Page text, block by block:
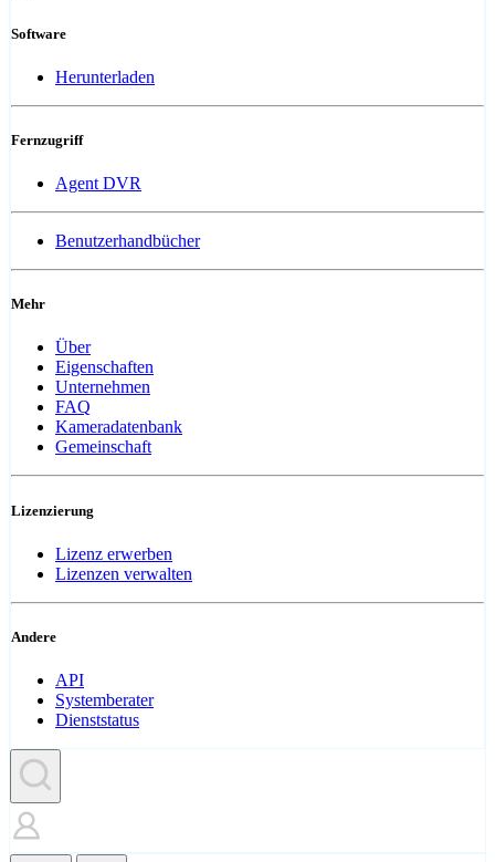
Software
Herunterladen
Fernzugriff
Agent DVR
Benutzerhandbücher
Mehr
Über
Eigenschaften
Unternehmen
FAQ
Kameradatenbank
Gemeinschaft
Lizenzierung
Lizenz erwerben
Lizenzen verwalten
Andere
API
Systemberater
Dienststatus